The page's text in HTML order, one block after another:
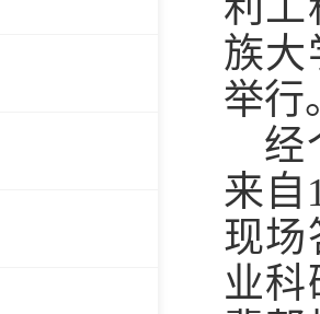
族大
举行
经
来自
现场
业科